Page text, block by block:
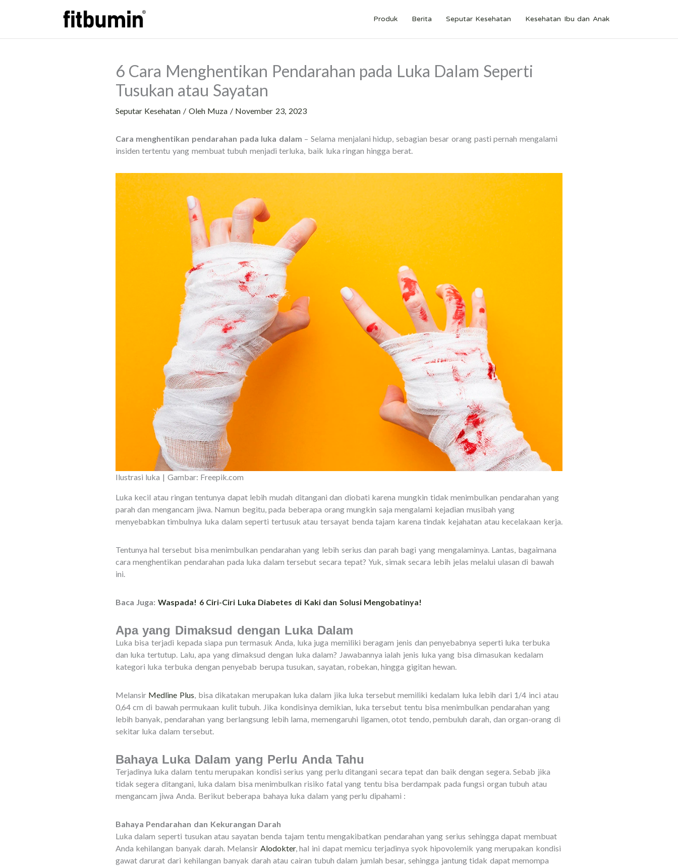
Produk Berita Seputar Kesehatan Kesehatan Ibu dan Anak
6 Cara Menghentikan Pendarahan pada Luka Dalam Seperti
Tusukan atau Sayatan
Seputar Kesehatan / Oleh Muza / November 23, 2023
Cara menghentikan pendarahan pada luka dalam – Selama menjalani hidup, sebagian besar orang pasti pernah mengalami
insiden tertentu yang membuat tubuh menjadi terluka, baik luka ringan hingga berat.
Ilustrasi luka | Gambar: Freepik.com
Luka kecil atau ringan tentunya dapat lebih mudah ditangani dan diobati karena mungkin tidak menimbulkan pendarahan yang
parah dan mengancam jiwa. Namun begitu, pada beberapa orang mungkin saja mengalami kejadian musibah yang
menyebabkan timbulnya luka dalam seperti tertusuk atau tersayat benda tajam karena tindak kejahatan atau kecelakaan kerja.
Tentunya hal tersebut bisa menimbulkan pendarahan yang lebih serius dan parah bagi yang mengalaminya. Lantas, bagaimana
cara menghentikan pendarahan pada luka dalam tersebut secara tepat? Yuk, simak secara lebih jelas melalui ulasan di bawah
ini.
Baca Juga: Waspada! 6 Ciri-Ciri Luka Diabetes di Kaki dan Solusi Mengobatinya!
Apa yang Dimaksud dengan Luka Dalam
Luka bisa terjadi kepada siapa pun termasuk Anda, luka juga memiliki beragam jenis dan penyebabnya seperti luka terbuka
dan luka tertutup. Lalu, apa yang dimaksud dengan luka dalam? Jawabannya ialah jenis luka yang bisa dimasukan kedalam
kategori luka terbuka dengan penyebab berupa tusukan, sayatan, robekan, hingga gigitan hewan.
Melansir Medline Plus, bisa dikatakan merupakan luka dalam jika luka tersebut memiliki kedalam luka lebih dari 1/4 inci atau
0,64 cm di bawah permukaan kulit tubuh. Jika kondisinya demikian, luka tersebut tentu bisa menimbulkan pendarahan yang
lebih banyak, pendarahan yang berlangsung lebih lama, memengaruhi ligamen, otot tendo, pembuluh darah, dan organ-orang di
sekitar luka dalam tersebut.
Bahaya Luka Dalam yang Perlu Anda Tahu
Terjadinya luka dalam tentu merupakan kondisi serius yang perlu ditangani secara tepat dan baik dengan segera. Sebab jika
tidak segera ditangani, luka dalam bisa menimbulkan risiko fatal yang tentu bisa berdampak pada fungsi organ tubuh atau
mengancam jiwa Anda. Berikut beberapa bahaya luka dalam yang perlu dipahami :
Bahaya Pendarahan dan Kekurangan Darah
Luka dalam seperti tusukan atau sayatan benda tajam tentu mengakibatkan pendarahan yang serius sehingga dapat membuat
Anda kehilangan banyak darah. Melansir Alodokter, hal ini dapat memicu terjadinya syok hipovolemik yang merupakan kondisi
gawat darurat dari kehilangan banyak darah atau cairan tubuh dalam jumlah besar, sehingga jantung tidak dapat memompa